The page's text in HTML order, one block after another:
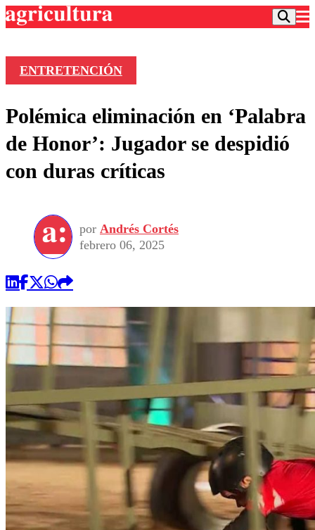
Frecuencias
Agricultura TV
Deportes
Colo Colo
Seleccion Chilena
Torneo Internacional
Universidad de Chile
Entretención
Economía
Internacional
Sustentabilidad
Publicaciones en medios
Opinión
ENTRETENCIÓN
Polémica eliminación en ‘Palabra
de Honor’: Jugador se despidió
con duras críticas
por Andrés Cortés
febrero 06, 2025